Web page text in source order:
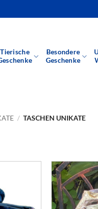
Tierische
Besondere
Geschenke
/ TASCHEN UNIKATE